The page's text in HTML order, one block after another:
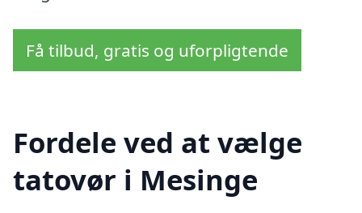
Få tilbud, gratis og uforpligtende
Fordele ved at vælge
tatovør i Mesinge